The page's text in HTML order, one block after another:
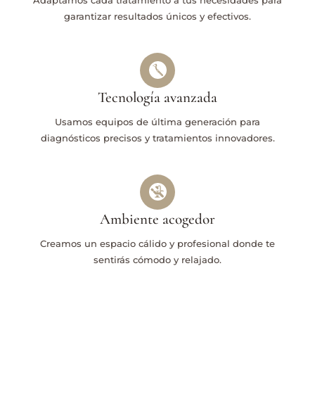
garantizar resultados únicos y efectivos.
Tecnología avanzada
Usamos equipos de última generación para
diagnósticos precisos y tratamientos innovadores.
Ambiente acogedor
Creamos un espacio cálido y profesional donde te
sentirás cómodo y relajado.